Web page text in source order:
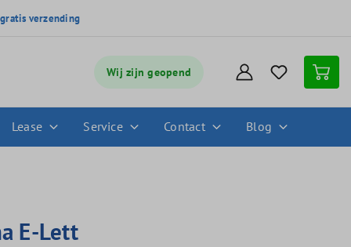
gratis verzending
Wij zijn geopend
Lease Service Contact Blog
E-Lett